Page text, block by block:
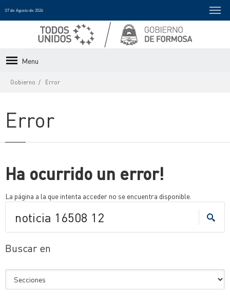
07 de Agosto de 2026
Menu
Gobierno Error
Error
Ha ocurrido un error!
La página a la que intenta acceder no se encuentra disponible.
Buscar en